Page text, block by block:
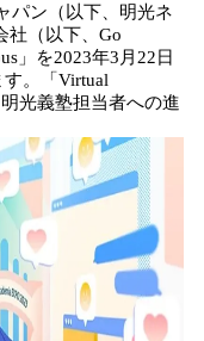
パン（以下、明光ネ
社（以下、Go
」を2023年3月22日
す。「Virtual
光義塾担当者への進